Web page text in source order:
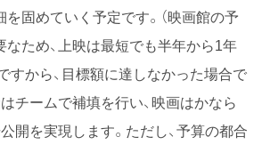
固めていく予定です。（映画館の予
ため、上映は最短でも半年から1年
すから、目標額に達しなかった場合で
チームで補填を行い、映画はかなら
開を実現します。ただし、予算の都合